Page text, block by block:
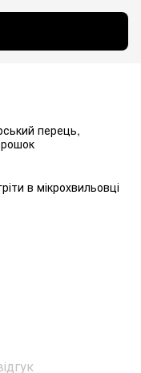
перець,
в мікрохвильовці